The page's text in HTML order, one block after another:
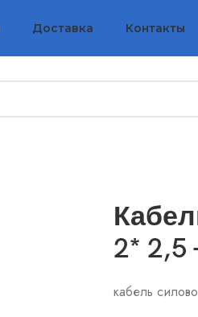
Доставка Контакты
2* 2,5
кабель